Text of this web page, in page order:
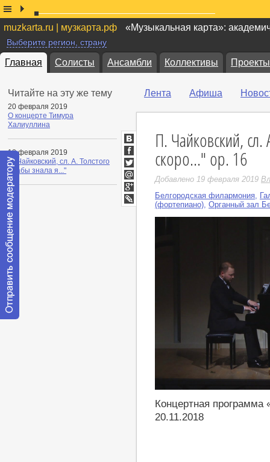
muzkarta.ru | музкарта.рф «Музыкальная карта»:
Выберите регион, страну
Главная Солисты Ансамбли Коллективы Проекты
Читайте на эту же тему
20 февраля 2019
О концерте Тимура
Халиуллина
18 февраля 2019
П. Чайковский, сл. А. Толстого
«Кабы знала я..."
Лента Афиша
П. Чайковский, сл.
скоро..." ор. 16
Добавлено 19 февраля 2019
Белгородская филармония
(фортепиано) Органный зал
Концертная
20.11.2018
ВКонтакте
Facebook
Twitter
Мой
Мир
Google+
LiveJournal